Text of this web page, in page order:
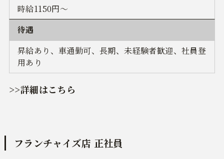
時給1150円～
待遇
昇給あり、車通勤可、長期、未経験者歓迎、社員登
用あり
>>詳細はこちら
フランチャイズ店 正社員